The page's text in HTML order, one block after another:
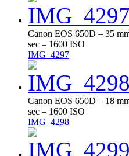
Canon EOS 650D – 35
sec – 1600 ISO
IMG_4297
Canon EOS 650D – 18
sec – 1600 ISO
IMG_4298